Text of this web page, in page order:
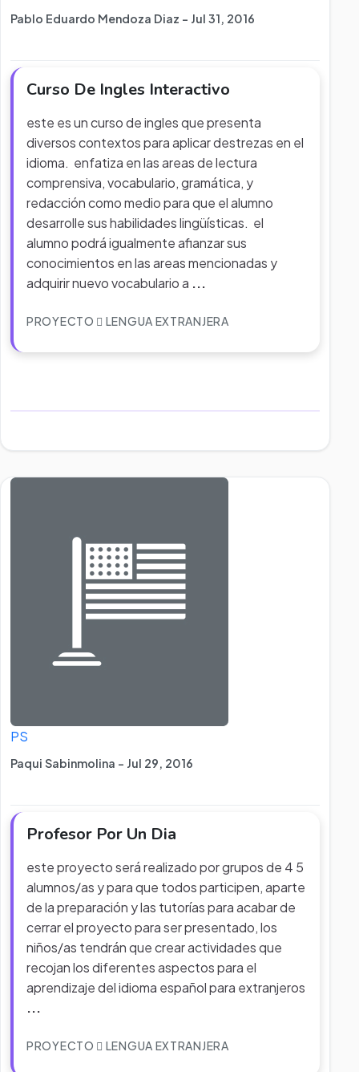
Pablo Eduardo Mendoza Diaz - Jul 31, 2016
Curso De Ingles Interactivo
este es un curso de ingles que presenta
diversos contextos para aplicar destrezas en el
idioma. enfatiza en las areas de lectura
comprensiva, vocabulario, gramática, y
redacción como medio para que el alumno
desarrolle sus habilidades lingüísticas. el
alumno podrá igualmente afianzar sus
conocimientos en las areas mencionadas y
adquirir nuevo vocabulario a ...
PROYECTO LENGUA EXTRANJERA
PS
Paqui Sabinmolina - Jul 29, 2016
Profesor Por Un Dia
este proyecto será realizado por grupos de 4 5
alumnos/as y para que todos participen, aparte
de la preparación y las tutorías para acabar de
cerrar el proyecto para ser presentado, los
niños/as tendrán que crear actividades que
recojan los diferentes aspectos para el
aprendizaje del idioma español para extranjeros
...
PROYECTO LENGUA EXTRANJERA